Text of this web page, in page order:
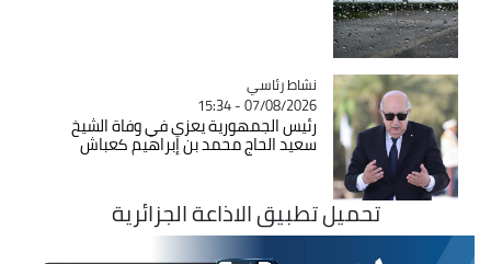
Catégorie
نشاط رئاسي
07/08/2026 - 15:34
رئيس الجمهورية يعزي في وفاة الشيخ
سعيد الحاج محمد بن إبراهيم كعباش
تحميل تطبيق الاذاعة الجزائرية